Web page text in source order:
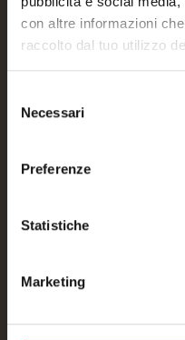
con altre informazioni
raccolto dal tuo utilizzo
delNecessari
Preferenze
Statistiche
Marketing